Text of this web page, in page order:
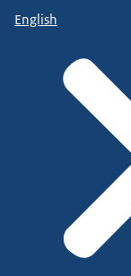
English